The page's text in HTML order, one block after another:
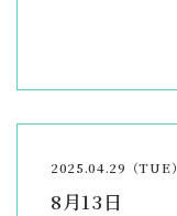
2025.04.29（TUE）
8月13日